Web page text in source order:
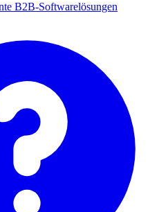
B2B-Softwarelösungen